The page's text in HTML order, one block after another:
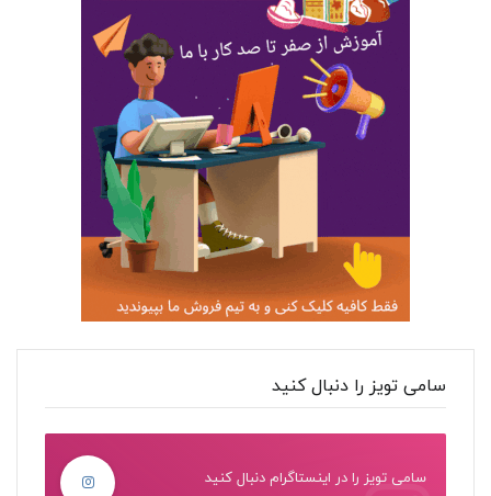
سامی تویز را دنبال کنید
سامی تویز را در اینستاگرام دنبال کنید